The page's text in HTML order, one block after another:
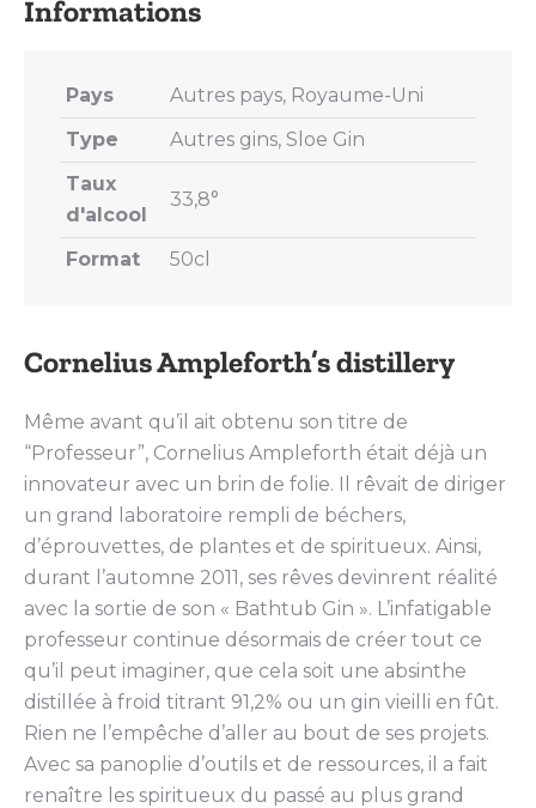
Cornelius Ampleforth’s distillery
Même avant qu’il ait obtenu son titre de
“Professeur”, Cornelius Ampleforth était déjà un
innovateur avec un brin de folie. Il rêvait de diriger
un grand laboratoire rempli de béchers,
d’éprouvettes, de plantes et de spiritueux. Ainsi,
durant l’automne 2011, ses rêves devinrent réalité
avec la sortie de son « Bathtub Gin ». L’infatigable
professeur continue désormais de créer tout ce
qu’il peut imaginer, que cela soit une absinthe
distillée à froid titrant 91,2% ou un gin vieilli en fût.
Rien ne l’empêche d’aller au bout de ses projets.
Avec sa panoplie d’outils et de ressources, il a fait
renaître les spiritueux du passé au plus grand
Pays
Autres pays, Royaume-Uni
Type
Autres gins, Sloe Gin
Taux
d'alcool
33,8°
Format 50cl